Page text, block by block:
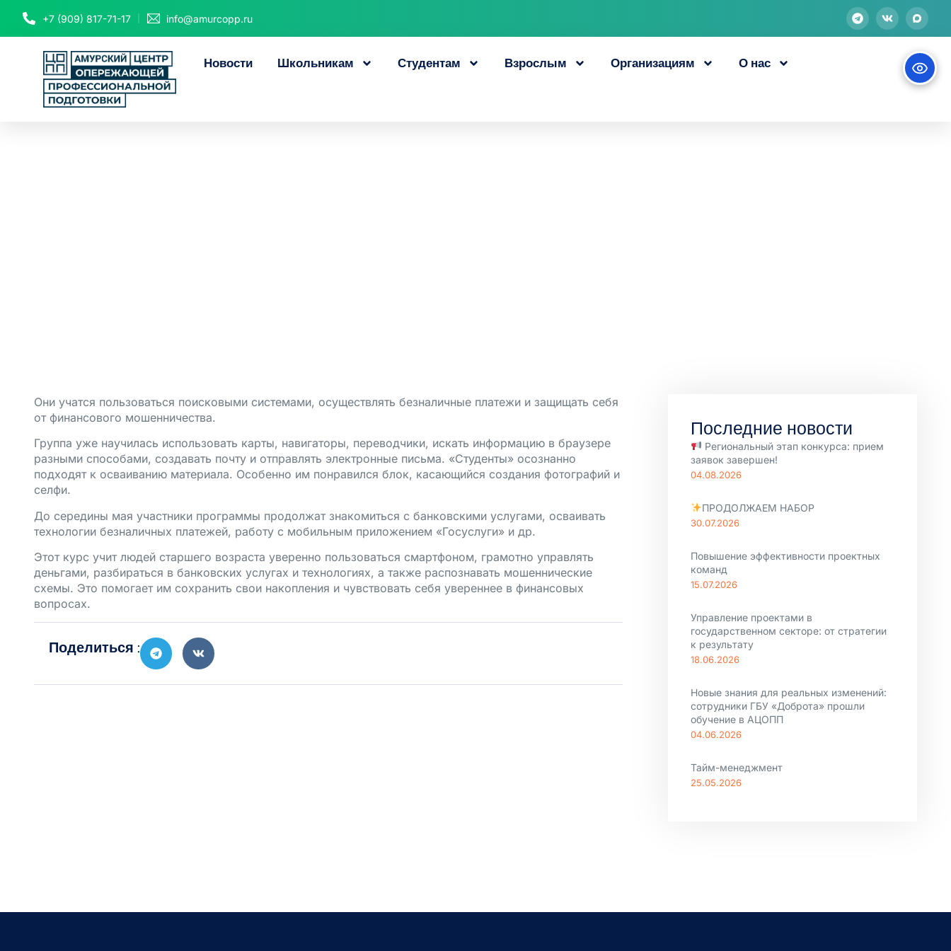
+7 (909) 817-71-17 info@amurcopp.ru
Новости Школьникам Студентам Взрослым Организациям О нас
Они учатся пользоваться поисковыми системами, осуществлять безналичные платежи и защищать себя
от финансового мошенничества.
Группа уже научилась использовать карты, навигаторы, переводчики, искать информацию в браузере
разными способами, создавать почту и отправлять электронные письма. «Студенты» осознанно
подходят к осваиванию материала. Особенно им понравился блок, касающийся создания фотографий и
селфи.
До середины мая участники программы продолжат знакомиться с банковскими услугами, осваивать
технологии безналичных платежей, работу с мобильным приложением «Госуслуги» и др.
Этот курс учит людей старшего возраста уверенно пользоваться смартфоном, грамотно управлять
деньгами, разбираться в банковских услугах и технологиях, а также распознавать мошеннические
схемы. Это помогает им сохранить свои накопления и чувствовать себя увереннее в финансовых
вопросах.
Поделиться :
Последние новости
Региональный этап конкурса: прием
заявок завершен!
04.08.2026
ПРОДОЛЖАЕМ НАБОР
30.07.2026
Повышение эффективности проектных
команд
15.07.2026
Управление проектами в
государственном секторе: от стратегии
к результату
18.06.2026
Новые знания для реальных изменений:
сотрудники ГБУ «Доброта» прошли
обучение в АЦОПП
04.06.2026
Тайм-менеджмент
25.05.2026